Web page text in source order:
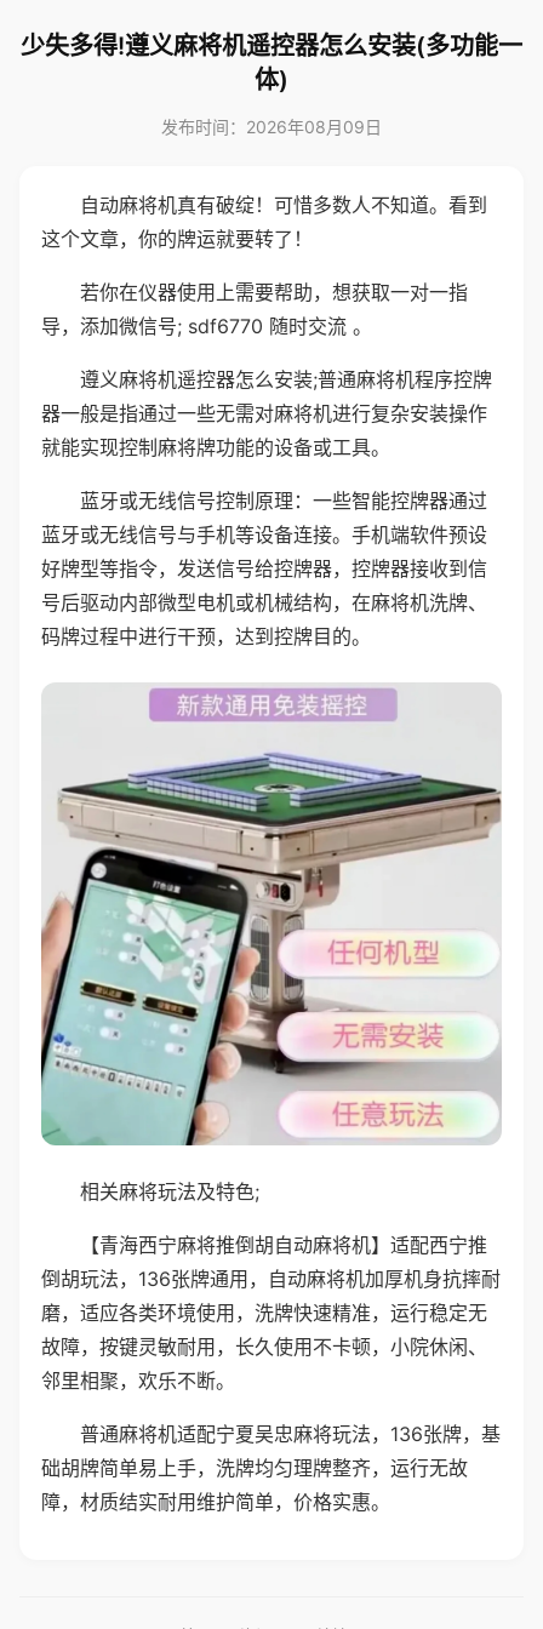
少失多得!遵义麻将机遥控器怎么安装(多功能一
体)
发布时间：2026年08月09日
自动麻将机真有破绽！可惜多数人不知道。看到
这个文章，你的牌运就要转了！
若你在仪器使用上需要帮助，想获取一对一指
导，添加微信号; sdf6770 随时交流 。
遵义麻将机遥控器怎么安装;普通麻将机程序控牌
器一般是指通过一些无需对麻将机进行复杂安装操作
就能实现控制麻将牌功能的设备或工具。
蓝牙或无线信号控制原理：一些智能控牌器通过
蓝牙或无线信号与手机等设备连接。手机端软件预设
好牌型等指令，发送信号给控牌器，控牌器接收到信
号后驱动内部微型电机或机械结构，在麻将机洗牌、
码牌过程中进行干预，达到控牌目的。
相关麻将玩法及特色;
【青海西宁麻将推倒胡自动麻将机】适配西宁推
倒胡玩法，136张牌通用，自动麻将机加厚机身抗摔耐
磨，适应各类环境使用，洗牌快速精准，运行稳定无
故障，按键灵敏耐用，长久使用不卡顿，小院休闲、
邻里相聚，欢乐不断。
普通麻将机适配宁夏吴忠麻将玩法，136张牌，基
础胡牌简单易上手，洗牌均匀理牌整齐，运行无故
障，材质结实耐用维护简单，价格实惠。